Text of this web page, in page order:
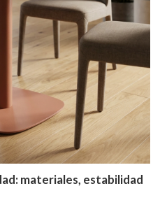
materiales, estabilidad